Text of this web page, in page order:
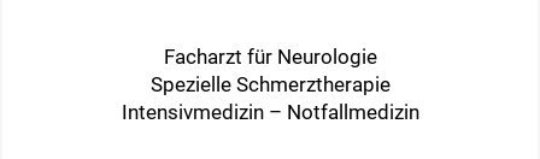
Facharzt für Neurologie
Spezielle Schmerztherapie
Intensivmedizin – Notfallmedizin